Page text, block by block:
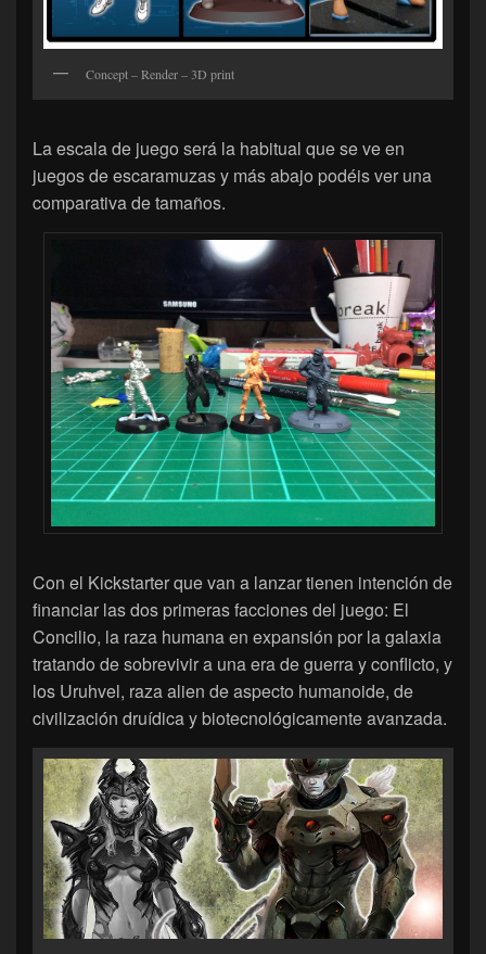
Concept – Render – 3D print
La escala de juego será la habitual que se ve en
juegos de escaramuzas y más abajo podéis ver una
comparativa de tamaños.
Con el Kickstarter que van a lanzar tienen intención de
financiar las dos primeras facciones del juego: El
Concilio, la raza humana en expansión por la galaxia
tratando de sobrevivir a una era de guerra y conflicto, y
los Uruhvel, raza alien de aspecto humanoide, de
civilización druídica y biotecnológicamente avanzada.